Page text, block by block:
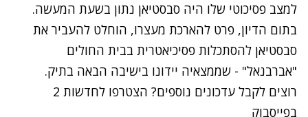
למצב פסיכוטי שלו היה סבסטיאן נתון בשעת המעשה.
בתום הדיון, פרט להארכת מעצרו, הוחלט להעביר את
סבסטיאן להסתכלות פסיכיאטרית בבית החולים
"אברבנאל" - שממצאיה יידונו בישיבה הבאה בתיק.
רוצים לקבל עדכונים נוספים? הצטרפו לחדשות 2
בפייסבוק